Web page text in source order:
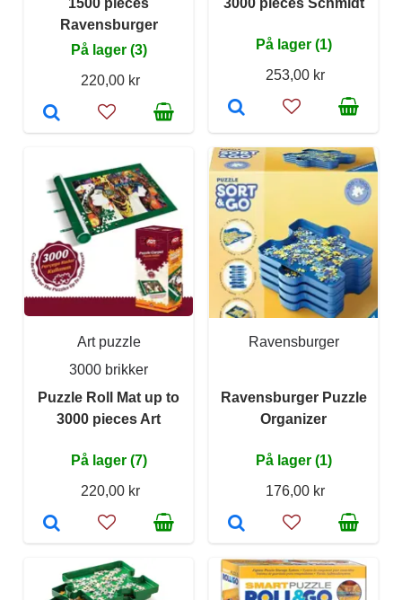
1500 pieces
Ravensburger
På lager (3)
220,00 kr
3000 pieces Schmidt
På lager (1)
253,00 kr
Art puzzle
3000 brikker
Puzzle Roll Mat up to
3000 pieces Art
På lager (7)
220,00 kr
Ravensburger
Ravensburger Puzzle
Organizer
På lager (1)
176,00 kr